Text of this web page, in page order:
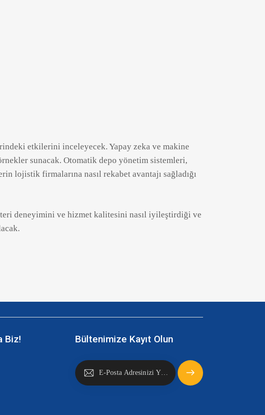
etkilerini inceleyecek. Yapay zeka ve makine
sunacak. Otomatik depo yönetim sistemleri,
lojistik firmalarına nasıl rekabet avantajı sağladığı
deneyimini ve hizmet kalitesini nasıl iyileştirdiği ve
Biz! Bültenimize Kayıt Olun
Abone Ol